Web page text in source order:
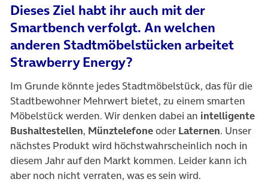
Dieses Ziel habt ihr auch mit der
Smartbench verfolgt. An welchen
anderen Stadtmöbelstücken arbeitet
Strawberry Energy?
Im Grunde könnte jedes Stadtmöbelstück, das für die
Stadtbewohner Mehrwert bietet, zu einem smarten
Möbelstück werden. Wir denken dabei an intelligente
Bushaltestellen, Münztelefoneoder Laternen. Unser
nächstes Produkt wird höchstwahrscheinlich noch in
diesem Jahr auf den Markt kommen. Leider kann ich
aber noch nicht verraten, was es sein wird.